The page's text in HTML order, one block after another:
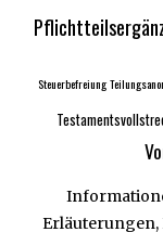
Steuerbefreiung
Erläuterungen,